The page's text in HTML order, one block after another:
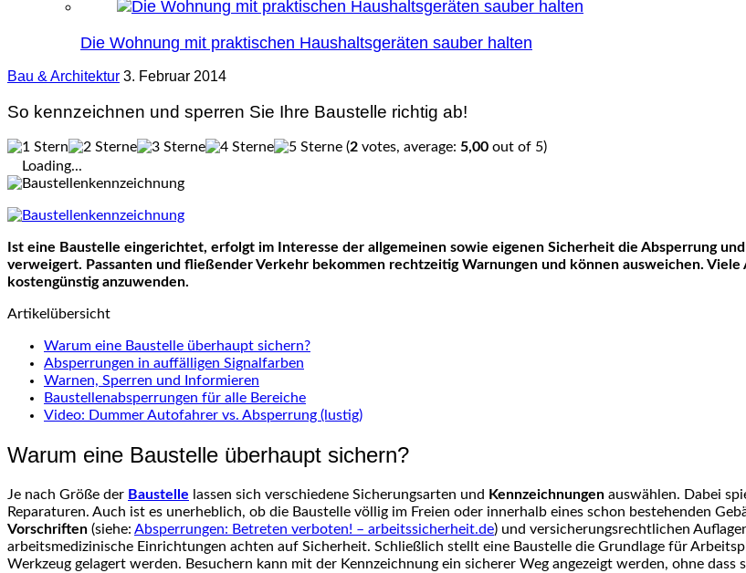
Die Wohnung mit praktischen Haushaltsgeräten sauber halten
Bau & Architektur 3. Februar 2014
So kennzeichnen und sperren Sie Ihre Baustelle richtig ab!
(2 votes, average: 5,00 out of 5)
Loading...
Ist eine Baustelle eingerichtet, erfolgt im Interesse der allgemeinen sowie eigenen Sicherheit die Absperrung
verweigert. Passanten und fließender Verkehr bekommen rechtzeitig Warnungen und können ausweichen.
kostengünstig anzuwenden.
Artikelübersicht
Warum eine Baustelle überhaupt sichern?
Absperrungen in auffälligen Signalfarben
Warnen, Sperren und Informieren
Baustellenabsperrungen für alle Bereiche
Video: Dummer Autofahrer vs. Absperrung (lustig)
Warum eine Baustelle überhaupt sichern?
Je nach Größe der Baustelle lassen sich verschiedene Sicherungsarten und Kennzeichnungen auswählen. Dabei
Reparaturen. Auch ist es unerheblich, ob die Baustelle völlig im Freien oder innerhalb eines schon bestehenden
Vorschriften (siehe: Absperrungen: Betreten verboten! – arbeitssicherheit.de) und versicherungsrechtlichen
arbeitsmedizinische Einrichtungen achten auf Sicherheit. Schließlich stellt eine Baustelle die Grundlage für
Werkzeug gelagert werden. Besuchern kann mit der Kennzeichnung ein sicherer Weg angezeigt werden, ohne